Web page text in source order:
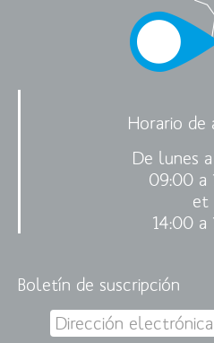
Horario de
De lunes
09:00 a
et
14:00 a
Boletín de suscripción